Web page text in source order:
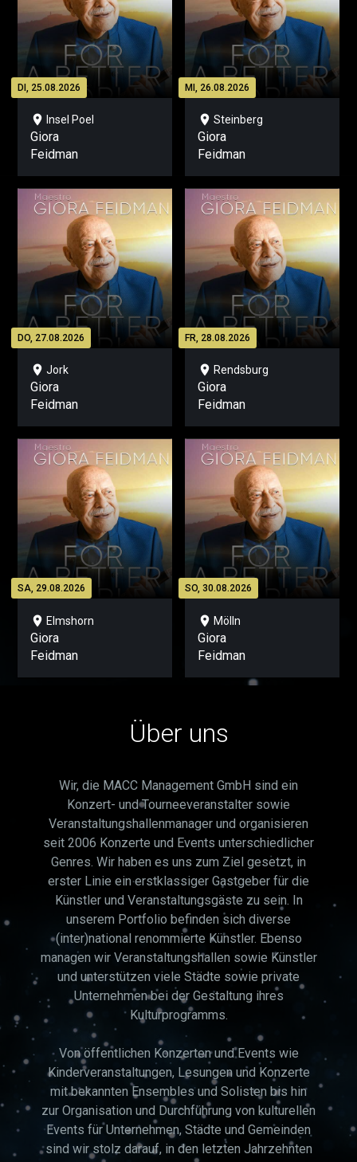
DI, 25.08.2026
location_on Insel Poel
Giora
Feidman
MI, 26.08.2026
location_on Steinberg
Giora
Feidman
DO, 27.08.2026
location_on Jork
Giora
Feidman
FR, 28.08.2026
location_on Rendsburg
Giora
Feidman
SA, 29.08.2026
location_on Elmshorn
Giora
Feidman
SO, 30.08.2026
location_on Mölln
Giora
Feidman
Über uns
Wir, die MACC Management GmbH sind ein
Konzert- und Tourneeveranstalter sowie
Veranstaltungshallenmanager und organisieren
seit 2006 Konzerte und Events unterschiedlicher
Genres. Wir haben es uns zum Ziel gesetzt, in
erster Linie ein erstklassiger Gastgeber für die
Künstler und Veranstaltungsgäste zu sein. In
unserem Portfolio befinden sich diverse
(inter)national renommierte Künstler. Ebenso
managen wir Veranstaltungshallen sowie Künstler
und unterstützen viele Städte sowie private
Unternehmen bei der Gestaltung ihres
Kulturprogramms.
Von öffentlichen Konzerten und Events wie
Kinderveranstaltungen, Lesungen und Konzerte
mit bekannten Ensembles und Solisten bis hin
zur Organisation und Durchführung von kulturellen
Events für Unternehmen, Städte und Gemeinden
sind wir stolz darauf, in den letzten Jahrzehnten